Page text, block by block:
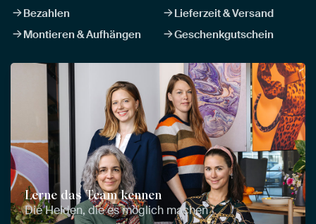
Bezahlen
Lieferzeit & Versand
Montieren & Aufhängen
Geschenkgutschein
Lerne das Team kennen
Die Helden, die es möglich machen